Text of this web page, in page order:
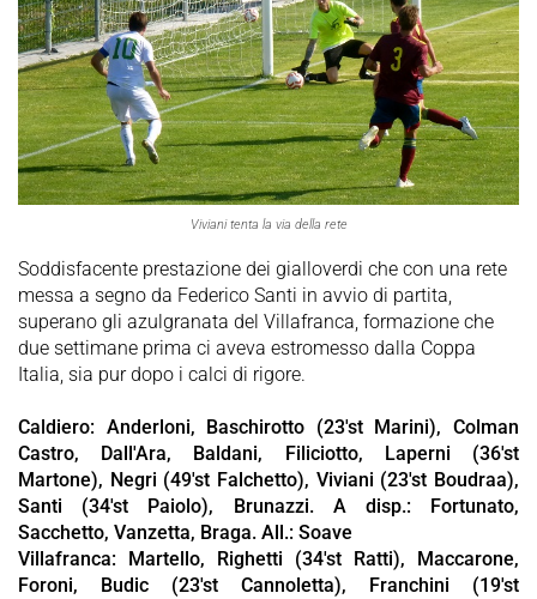
Viviani tenta la via della rete
Soddisfacente prestazione dei gialloverdi che con una rete
messa a segno da Federico Santi in avvio di partita,
superano gli azulgranata del Villafranca, formazione che
due settimane prima ci aveva estromesso dalla Coppa
Italia, sia pur dopo i calci di rigore.
Caldiero: Anderloni, Baschirotto (23'st Marini), Colman
Castro, Dall'Ara, Baldani, Filiciotto, Laperni (36'st
Martone), Negri (49'st Falchetto), Viviani (23'st Boudraa),
Santi (34'st Paiolo), Brunazzi. A disp.: Fortunato,
Sacchetto, Vanzetta, Braga. All.: Soave
Villafranca: Martello, Righetti (34'st Ratti), Maccarone,
Foroni, Budic (23'st Cannoletta), Franchini (19'st